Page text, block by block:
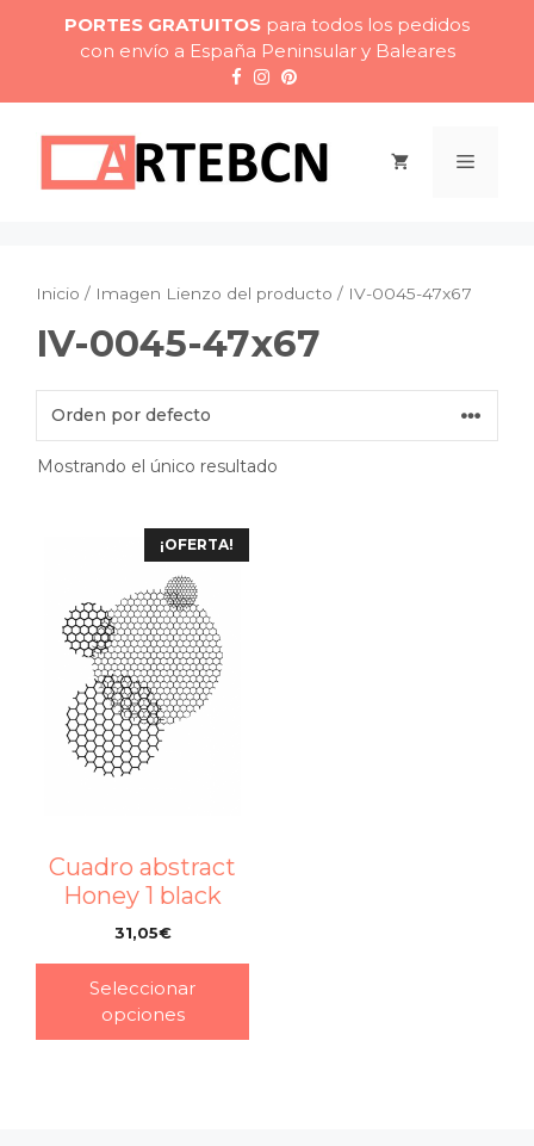
contenido
PORTES GRATUITOS para todos los pedidos
con envío a España Peninsular y Baleares
Menú
Inicio / Imagen Lienzo del producto / IV-0045-47x67
IV-0045-47x67
Mostrando el único resultado
¡OFERTA!
Cuadro abstract
Honey 1 black
31,05€
Seleccionar
opciones